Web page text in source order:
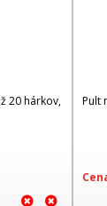
20 hárkov,
Pult